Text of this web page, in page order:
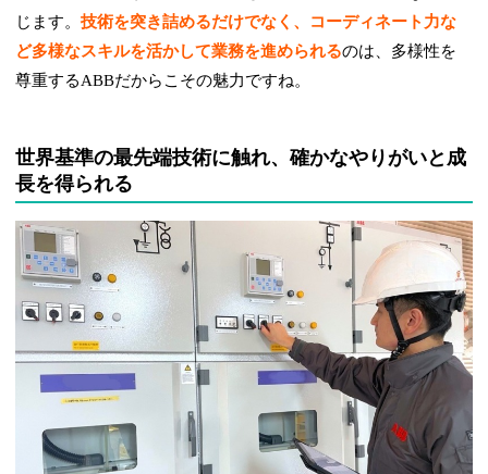
じます。技術を突き詰めるだけでなく、コーディネート力な
ど多様なスキルを活かして業務を進められるのは、多様性を
尊重するABBだからこその魅力ですね。
世界基準の最先端技術に触れ、確かなやりがいと成
長を得られる